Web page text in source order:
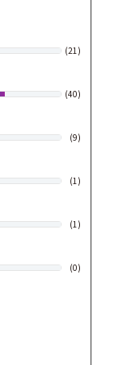
(21)
(40)
(9)
(1)
(1)
(0)